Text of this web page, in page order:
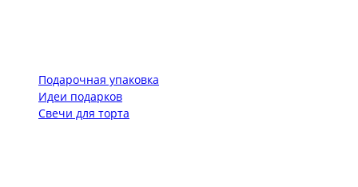
Подарочная упаковка
Идеи подарков
Свечи для торта